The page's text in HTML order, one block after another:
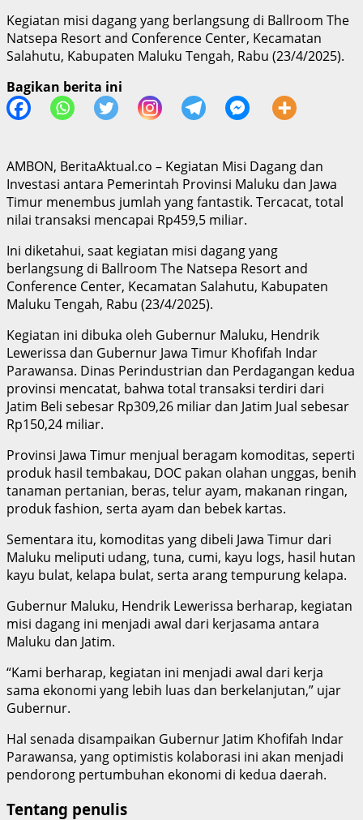
Kegiatan misi dagang yang berlangsung di Ballroom The
Natsepa Resort and Conference Center, Kecamatan
Salahutu, Kabupaten Maluku Tengah, Rabu (23/4/2025).
Bagikan berita ini
AMBON, BeritaAktual.co – Kegiatan Misi Dagang dan
Investasi antara Pemerintah Provinsi Maluku dan Jawa
Timur menembus jumlah yang fantastik. Tercacat, total
nilai transaksi mencapai Rp459,5 miliar.
Ini diketahui, saat kegiatan misi dagang yang
berlangsung di Ballroom The Natsepa Resort and
Conference Center, Kecamatan Salahutu, Kabupaten
Maluku Tengah, Rabu (23/4/2025).
Kegiatan ini dibuka oleh Gubernur Maluku, Hendrik
Lewerissa dan Gubernur Jawa Timur Khofifah Indar
Parawansa. Dinas Perindustrian dan Perdagangan kedua
provinsi mencatat, bahwa total transaksi terdiri dari
Jatim Beli sebesar Rp309,26 miliar dan Jatim Jual sebesar
Rp150,24 miliar.
Provinsi Jawa Timur menjual beragam komoditas, seperti
produk hasil tembakau, DOC pakan olahan unggas, benih
tanaman pertanian, beras, telur ayam, makanan ringan,
produk fashion, serta ayam dan bebek kartas.
Sementara itu, komoditas yang dibeli Jawa Timur dari
Maluku meliputi udang, tuna, cumi, kayu logs, hasil hutan
kayu bulat, kelapa bulat, serta arang tempurung kelapa.
Gubernur Maluku, Hendrik Lewerissa berharap, kegiatan
misi dagang ini menjadi awal dari kerjasama antara
Maluku dan Jatim.
“Kami berharap, kegiatan ini menjadi awal dari kerja
sama ekonomi yang lebih luas dan berkelanjutan,” ujar
Gubernur.
Hal senada disampaikan Gubernur Jatim Khofifah Indar
Parawansa, yang optimistis kolaborasi ini akan menjadi
pendorong pertumbuhan ekonomi di kedua daerah.
Tentang penulis